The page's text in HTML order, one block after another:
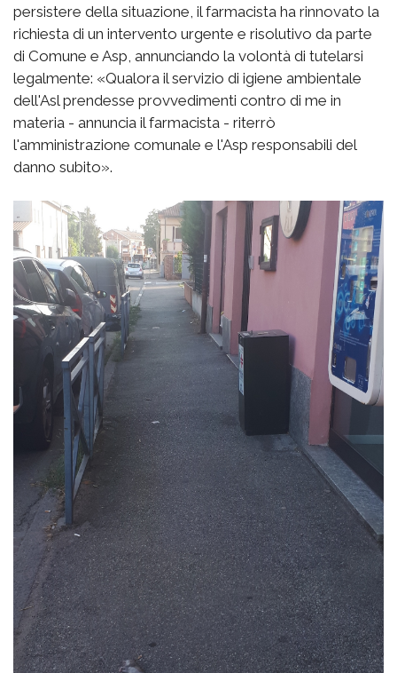
persistere della situazione, il farmacista ha rinnovato la
richiesta di un intervento urgente e risolutivo da parte
di Comune e Asp, annunciando la volontà di tutelarsi
legalmente: «Qualora il servizio di igiene ambientale
dell'Asl prendesse provvedimenti contro di me in
materia - annuncia il farmacista - riterrò
l'amministrazione comunale e l'Asp responsabili del
danno subito».